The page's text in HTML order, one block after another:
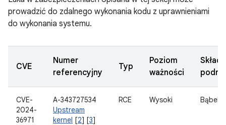
prowadzić do zdalnego wykonania kodu z uprawnieniami
do wykonania systemu.
CVE
Numer
referencyjny
Typ
Poziom
ważności
CVE-
2024-
36971
A-343727534
Upstream
kernel [2] [3]
RCE Wysoki Bąbelki